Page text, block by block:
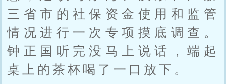
三省市的社保资金使用和监管
情况进行一次专项摸底调查。
钟正国听完没马上说话，端起
桌上的茶杯喝了一口放下。